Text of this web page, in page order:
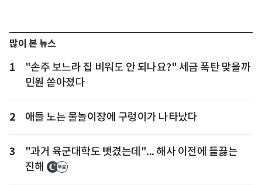
많이 본 뉴스
1
"손주 보느라 집 비워도 안 되나요?" 세금 폭탄 맞을까
민원 쏟아졌다
2 애들 노는 물놀이장에 구렁이가 나타났다
3
"과거 육군대학도 뺏겼는데"... 해사 이전에 들끓는
진해